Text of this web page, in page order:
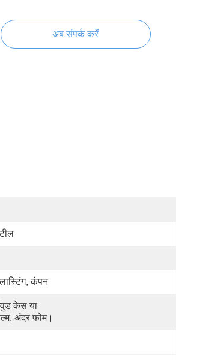
अब संपर्क करें
कंपन
केस या
अंदर फोम।